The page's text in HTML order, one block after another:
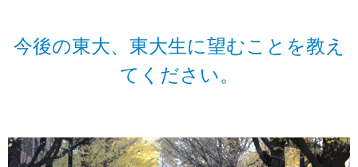
今後の東大、東大生に望むことを教え
てください。